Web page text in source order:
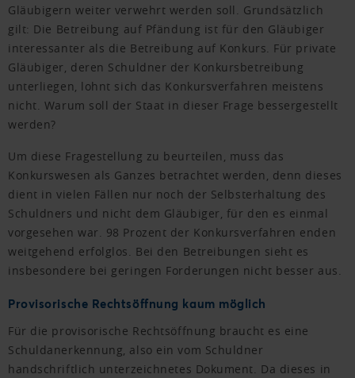
Gläubigern weiter verwehrt werden soll. Grundsätzlich
gilt: Die Betreibung auf Pfändung ist für den Gläubiger
interessanter als die Betreibung auf Konkurs. Für private
Gläubiger, deren Schuldner der Konkursbetreibung
unterliegen, lohnt sich das Konkursverfahren meistens
nicht. Warum soll der Staat in dieser Frage bessergestellt
werden?
Um diese Fragestellung zu beurteilen, muss das
Konkurswesen als Ganzes betrachtet werden, denn dieses
dient in vielen Fällen nur noch der Selbsterhaltung des
Schuldners und nicht dem Gläubiger, für den es einmal
vorgesehen war. 98 Prozent der Konkursverfahren enden
weitgehend erfolglos. Bei den Betreibungen sieht es
insbesondere bei geringen Forderungen nicht besser aus.
Provisorische Rechtsöffnung kaum möglich
Für die provisorische Rechtsöffnung braucht es eine
Schuldanerkennung, also ein vom Schuldner
handschriftlich unterzeichnetes Dokument. Da dieses in